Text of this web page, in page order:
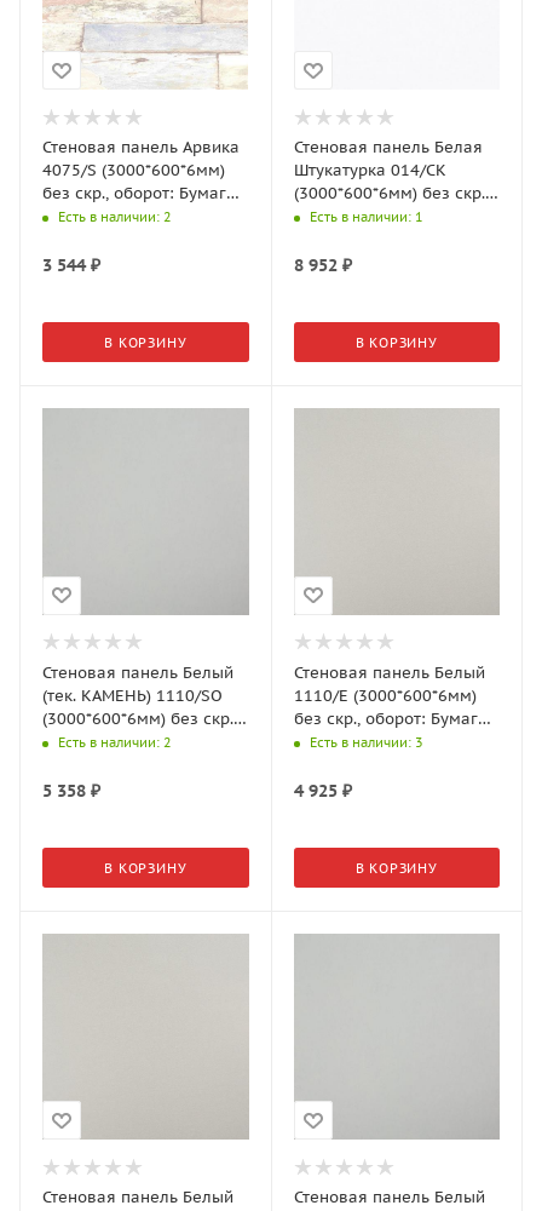
Стеновая панель Арвика
4075/S (3000*600*6мм)
без скр., оборот: Бумага
Crystal, АМК-Троя
Есть в наличии: 2
3 544₽
В КОРЗИНУ
Стеновая панель Белая
Штукатурка 014/СК
(3000*600*6мм) без скр.,
оборот: Бумага, 7 гр.,
Есть в наличии: 1
8 952₽
В КОРЗИНУ
Стеновая панель Белый
(тек. КАМЕНЬ) 1110/SO
(3000*600*6мм) без скр.,
оборот: Бумага, 1 гр.,
Есть в наличии: 2
5 358 ₽
В КОРЗИНУ
Стеновая панель Белый
1110/E (3000*600*6мм)
без скр., оборот: Бумага,
8 гр., АМК-Троя
Есть в наличии: 3
4 925₽
В КОРЗИНУ
Стеновая панель Белый
Стеновая панель Белый